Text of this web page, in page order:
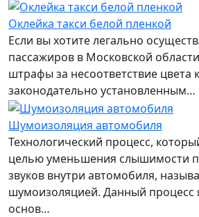
Оклейка такси белой пленкой
Если вы хотите легально
пассажиров в Московской
штрафы за несоответствие цвета
законодательно установленным…
Шумоизоляция автомобиля
Технологический процесс,
целью уменьшения слышимости
звуков внутри автомобиля,
шумоизоляцией. Данный процесс
основ…